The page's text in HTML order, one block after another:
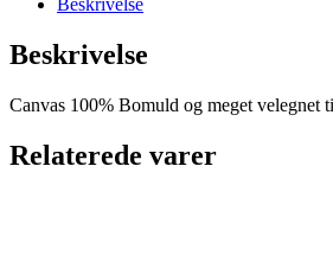
Grønne
Påfugle
antal
Beskrivelse
Canvas 100% Bomuld og meget velegnet
Relaterede varer